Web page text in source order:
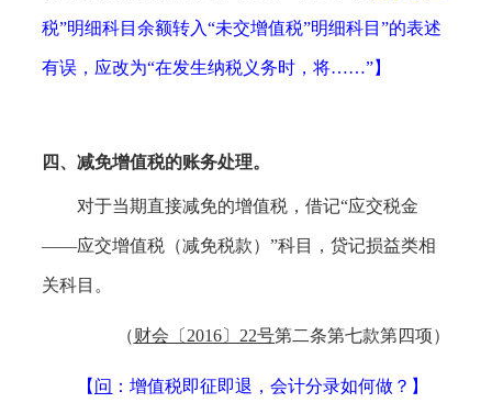
税”明细科目余额转入“未交增值税”明细科目”的表述
有误，应改为“在发生纳税义务时，将……”】
四、减免增值税的账务处理。
对于当期直接减免的增值税，借记“应交税金
——应交增值税（减免税款）”科目，贷记损益类相
关科目。
（财会〔 2016〕22号第二条第七款第四项）
【 问 ：增值税即征即退，会计分录如何做？ 】